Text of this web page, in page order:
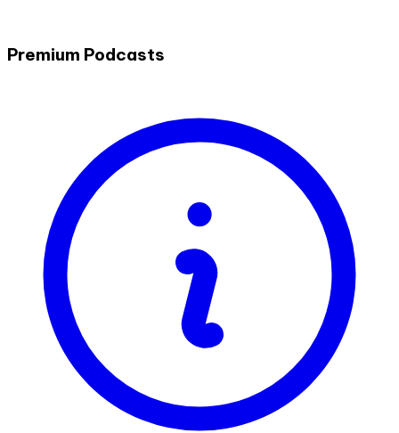
Premium Podcasts